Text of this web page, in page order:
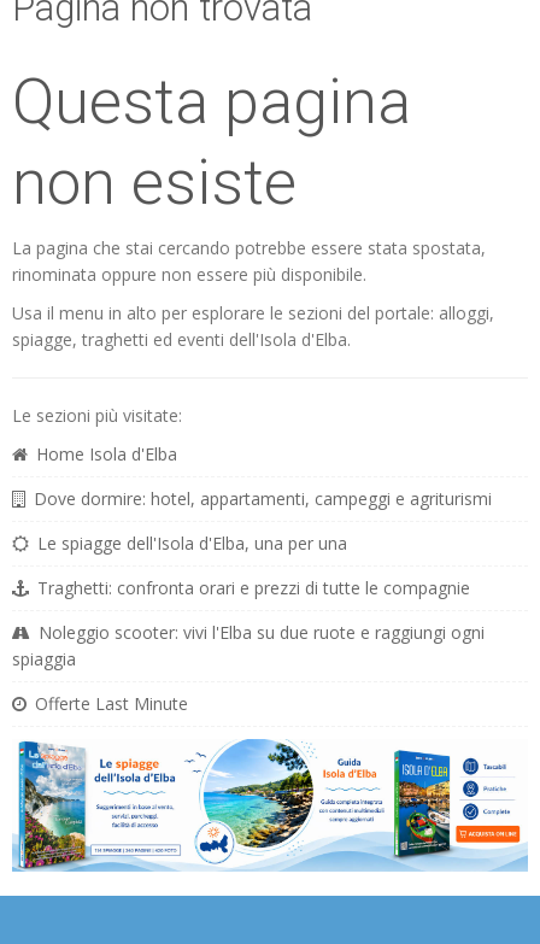
Questa pagina
non esiste
La pagina che stai cercando potrebbe essere stata spostata,
rinominata oppure non essere più disponibile.
Usa il menu in alto per esplorare le sezioni del portale: alloggi,
spiagge, traghetti ed eventi dell'Isola d'Elba.
Le sezioni più visitate:
Home Isola d'Elba
Dove dormire: hotel, appartamenti, campeggi e agriturismi
Le spiagge dell'Isola d'Elba, una per una
Traghetti: confronta orari e prezzi di tutte le compagnie
Noleggio scooter: vivi l'Elba su due ruote e raggiungi ogni
spiaggia
Offerte Last Minute